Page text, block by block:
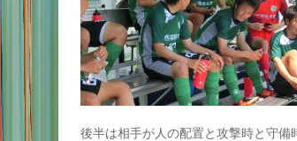
後半は相手が人の配置と攻撃時と守